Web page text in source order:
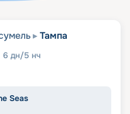
Тампа
6 дн/5 нч
Seas